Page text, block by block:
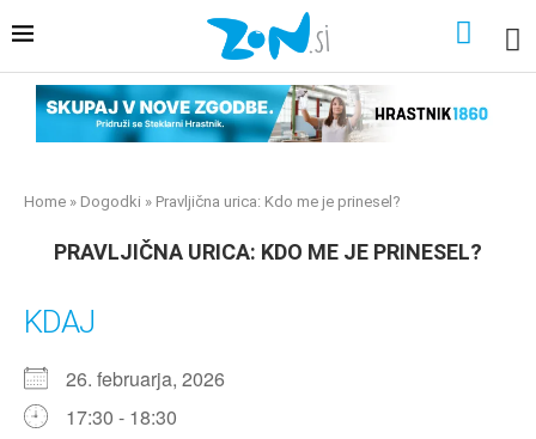
Home » Dogodki » Pravljična urica: Kdo me je prinesel?
PRAVLJIČNA URICA: KDO ME JE PRINESEL?
KDAJ
26. februarja, 2026
17:30 - 18:30